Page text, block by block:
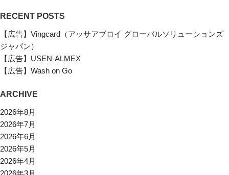
RECENT POSTS
【広告】Vingcard（アッサアブロイ グローバルソリューションズ
ジャパン）
【広告】USEN-ALMEX
【広告】Wash on Go
ARCHIVE
2026年8月
2026年7月
2026年6月
2026年5月
2026年4月
2026年3月